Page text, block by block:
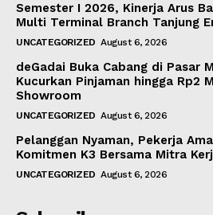
Semester I 2026, Kinerja Arus
Multi Terminal Branch Tanjung
UNCATEGORIZED August 6, 2026
deGadai Buka Cabang di Pasar
Kucurkan Pinjaman hingga Rp2
Showroom
UNCATEGORIZED August 6, 2026
Pelanggan Nyaman, Pekerja
Komitmen K3 Bersama Mitra
UNCATEGORIZED August 6, 2026